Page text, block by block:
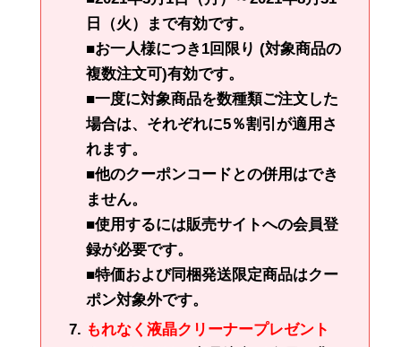
日（火）まで有効です。
■お一人様につき1回限り (対象商品の
複数注文可)有効です。
■一度に対象商品を数種類ご注文した
場合は、それぞれに5％割引が適用さ
れます。
■他のクーポンコードとの併用はでき
ません。
■使用するには販売サイトへの会員登
録が必要です。
■特価および同梱発送限定商品はクー
ポン対象外です。
もれなく液晶クリーナープレゼント